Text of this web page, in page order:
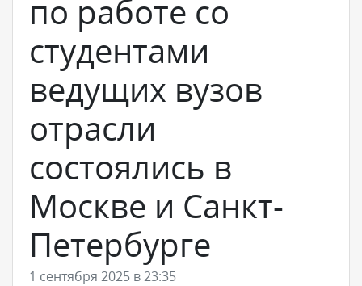
по работе со
студентами
ведущих вузов
отрасли
состоялись в
Москве и Санкт-
Петербурге
1 сентября 2025 в 23:35